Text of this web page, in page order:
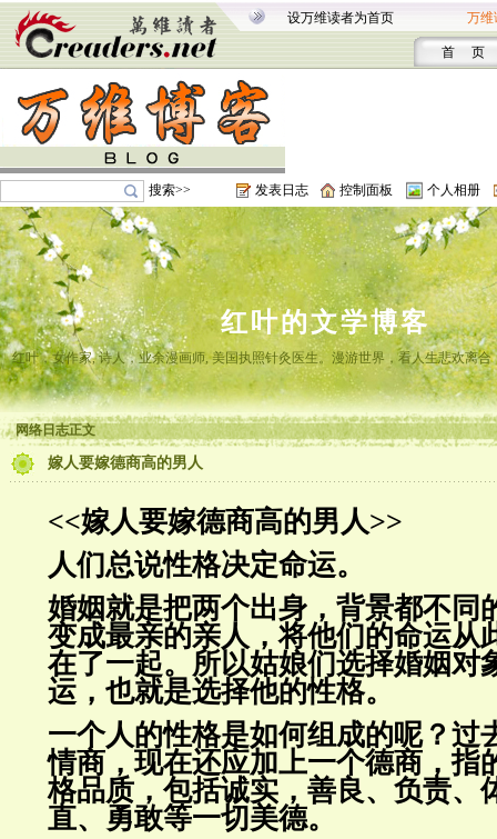
设万维读者为首页 万维
首 页
搜索>> 发表日志 控制面板 个人相册
红叶的文学博客
红叶，女作家, 诗人，业余漫画师, 美国执照针灸医生。漫游世界，看人生悲欢离
网络日志正文
嫁人要嫁德商高的男人
<<嫁人要嫁德商高的男人>>
人们总说性格决定命运。
婚姻就是把两个出身，背景都不同
变成最亲的亲人，将他们的命运从
在了一起。所以姑娘们选择婚姻对
运，也就是选择他的性格。
一个人的性格是如何组成的呢？过
情商，现在还应加上一个德商，指
格品质，包括诚实，善良、负责、
直、勇敢等一切美德。